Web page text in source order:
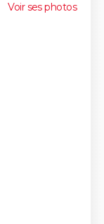
Voir ses photos